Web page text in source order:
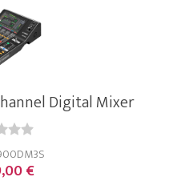
Digital Mixer
€